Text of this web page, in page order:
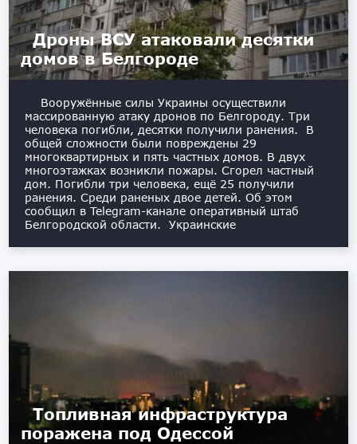
Дроны ВСУ атаковали десятки
домов в Белгороде
Вооружённые силы Украины осуществили
массированную атаку дронов по Белгороду. Три
человека погибли, десятки получили ранения. В
общей сложности были повреждены 29
многоквартирных и пять частных домов. В двух
многоэтажках возникли пожары. Сгорел частный
дом. Погибли три человека, ещё 25 получили
ранения. Среди раненых двое детей. Об этом
сообщил в Telegram-канале оперативный штаб
Белгородской области. Украинские
Топливная инфраструктура
поражена под Одессой